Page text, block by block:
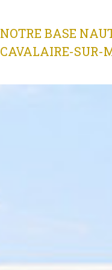
NOTRE BASE
CAVALAIRE-SUR-